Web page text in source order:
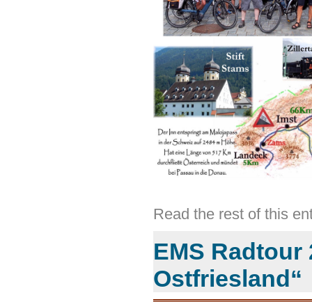
Read the rest of this
EMS Radtour
Ostfriesland“